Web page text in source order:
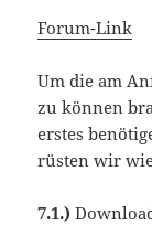
Forum-Link
Um die am
zu können
erstes
rüsten wir
7.1.)